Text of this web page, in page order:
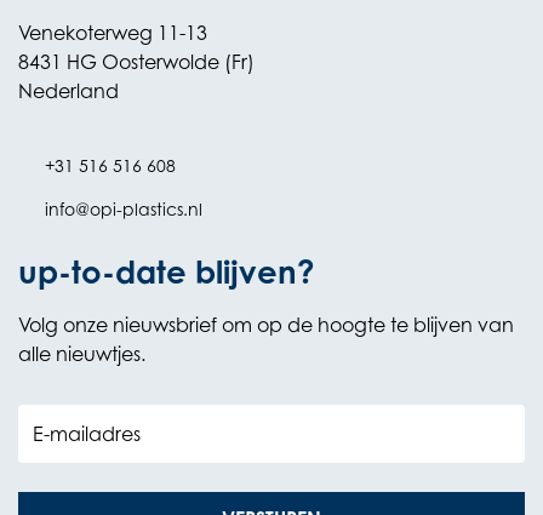
Venekoterweg 11-13
8431 HG Oosterwolde (Fr)
Nederland
+31 516 516 608
info@opi-plastics.nl
up-to-date blijven?
Volg onze nieuwsbrief om op de hoogte te blijven van
alle nieuwtjes.
E-mailadres